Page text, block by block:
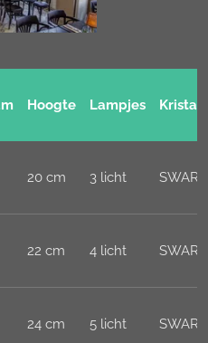
Hoogte Lampjes Kristal
20 cm 3 licht
22 cm 4 licht
24 cm 5 licht